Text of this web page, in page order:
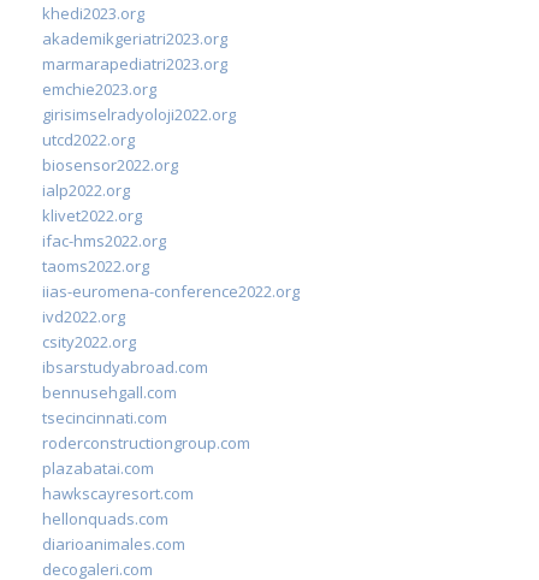
khedi2023.org
akademikgeriatri2023.org
marmarapediatri2023.org
emchie2023.org
girisimselradyoloji2022.org
utcd2022.org
biosensor2022.org
ialp2022.org
klivet2022.org
ifac-hms2022.org
taoms2022.org
iias-euromena-conference2022.org
ivd2022.org
csity2022.org
ibsarstudyabroad.com
bennusehgall.com
tsecincinnati.com
roderconstructiongroup.com
plazabatai.com
hawkscayresort.com
hellonquads.com
diarioanimales.com
decogaleri.com